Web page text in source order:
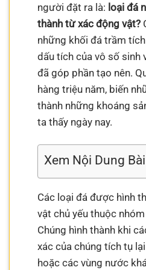
người đặt ra là: loại đá
thành từ xác động vật?
những khối đá trầm
dấu tích của vô số sinh
đã góp phần tạo nên.
hàng triệu năm, biến
thành những khoáng
ta thấy ngày nay.
Xem Nội Dung
Các loại đá được hình
vật chủ yếu thuộc
Chúng hình thành khi
xác của chúng tích tụ
hoặc các vùng nước